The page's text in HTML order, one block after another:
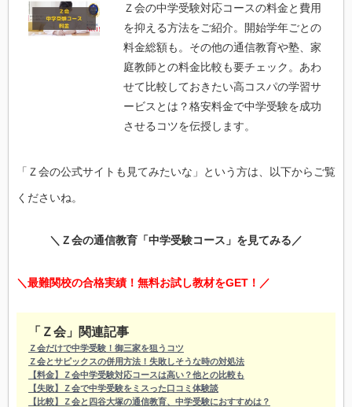
Ｚ会の中学受験対応コースの料金と費用
を抑える方法をご紹介。開始学年ごとの
料金総額も。その他の通信教育や塾、家
庭教師との料金比較も要チェック。あわ
せて比較しておきたい高コスパの学習サ
ービスとは？格安料金で中学受験を成功
させるコツを伝授します。
「Ｚ会の公式サイトも見てみたいな」という方は、以下からご覧
くださいね。
＼Ｚ会の通信教育「中学受験コース」を見てみる／
＼最難関校の合格実績！無料お試し教材をGET！／
「Ｚ会」関連記事
Ｚ会だけで中学受験！御三家を狙うコツ
Ｚ会とサピックスの併用方法！失敗しそうな時の対処法
【料金】Ｚ会中学受験対応コースは高い？他との比較も
【失敗】Ｚ会で中学受験をミスった口コミ体験談
【比較】Ｚ会と四谷大塚の通信教育、中学受験におすすめは？